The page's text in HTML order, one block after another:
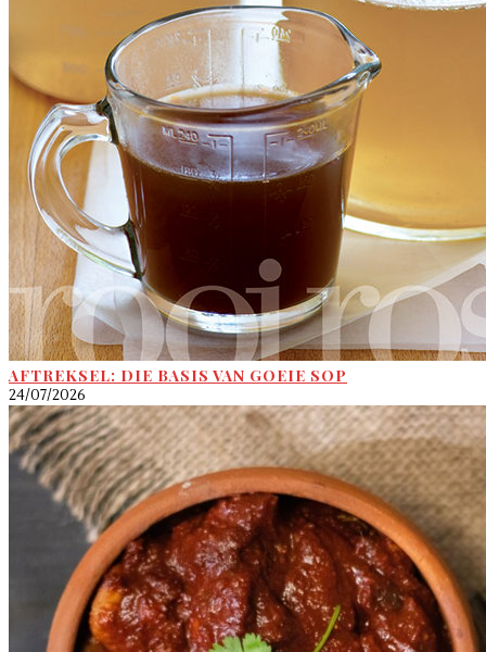
AFTREKSEL: DIE BASIS VAN GOEIE SOP
24/07/2026